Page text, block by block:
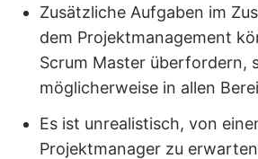
Zusätzliche Aufgaben im
dem Projektmanagement
Scrum Master überfordern,
möglicherweise in allen
Es ist unrealistisch, von
Projektmanager zu